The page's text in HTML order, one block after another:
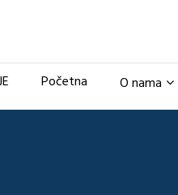
Početna O nama